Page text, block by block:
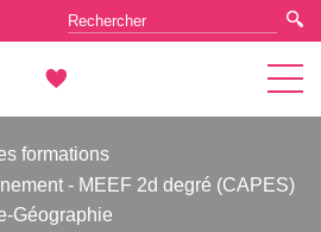
formations
- MEEF 2d degré (CAPES)
Géographie